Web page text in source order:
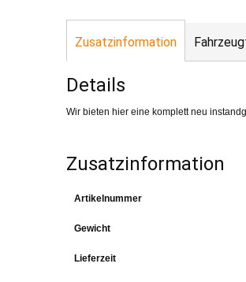
Zusatzinformation
Details
Wir bieten hier eine komplett neu
Zusatzinformation
Artikelnummer
Gewicht
Lieferzeit